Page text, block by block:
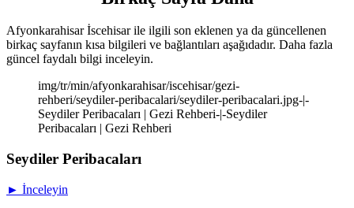
Afyonkarahisar İscehisar ile ilgili son eklenen ya da güncellenen
birkaç sayfanın kısa bilgileri ve bağlantıları aşağıdadır. Daha fazla
güncel faydalı bilgi inceleyin.
img/tr/min/afyonkarahisar/iscehisar/gezi-
rehberi/seydiler-peribacalari/seydiler-peribacalari.jpg-|-
Seydiler Peribacaları | Gezi Rehberi-|-Seydiler
Peribacaları | Gezi Rehberi
Seydiler Peribacaları
► İnceleyin